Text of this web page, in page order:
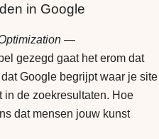
in Google
—
gezegd gaat het erom dat
Google begrijpt waar je site
in de zoekresultaten. Hoe
dat mensen jouw kunst